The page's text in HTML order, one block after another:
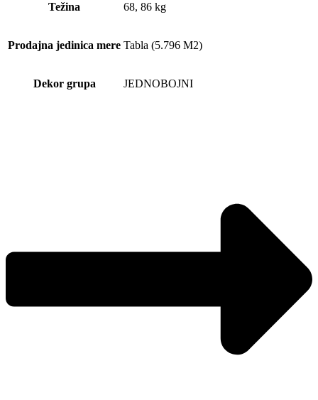
Težina 68, 86 kg
Prodajna jedinica mere Tabla (5.796 M2)
Dekor grupa JEDNOBOJNI